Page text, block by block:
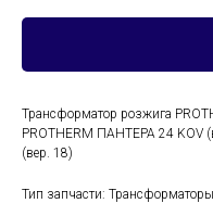
Трансформатор розжига
PROTHERM ПАНТЕРА 24 KOV
(вер. 18)
Тип запчасти: